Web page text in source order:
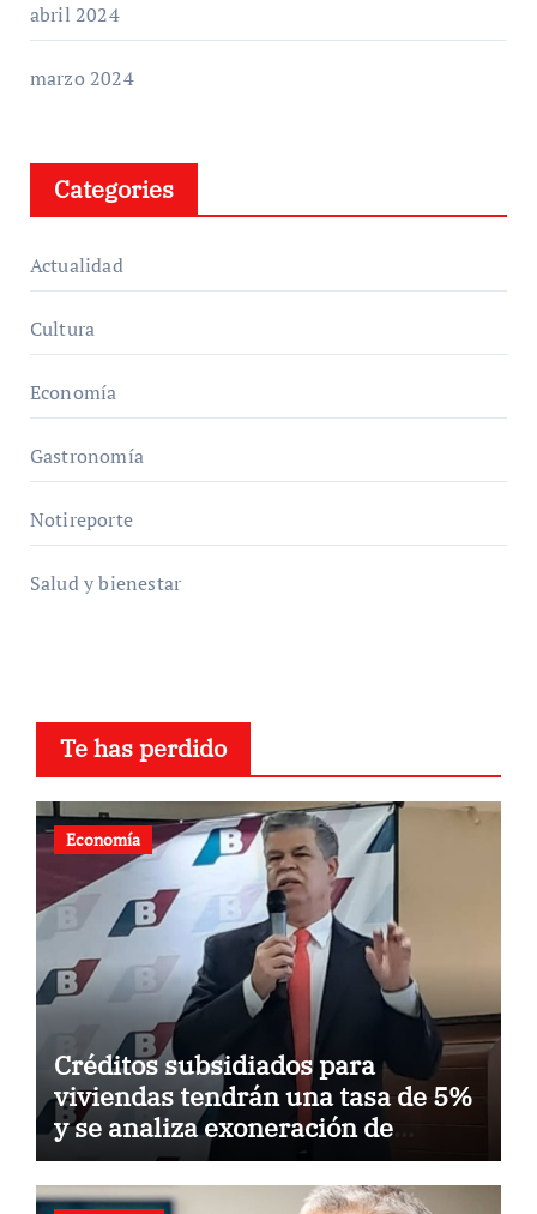
abril 2024
marzo 2024
Categories
Actualidad
Cultura
Economía
Gastronomía
Notireporte
Salud y bienestar
Te has perdido
Economía
Créditos subsidiados para
viviendas tendrán una tasa de 5%
y se analiza exoneración de
aranceles